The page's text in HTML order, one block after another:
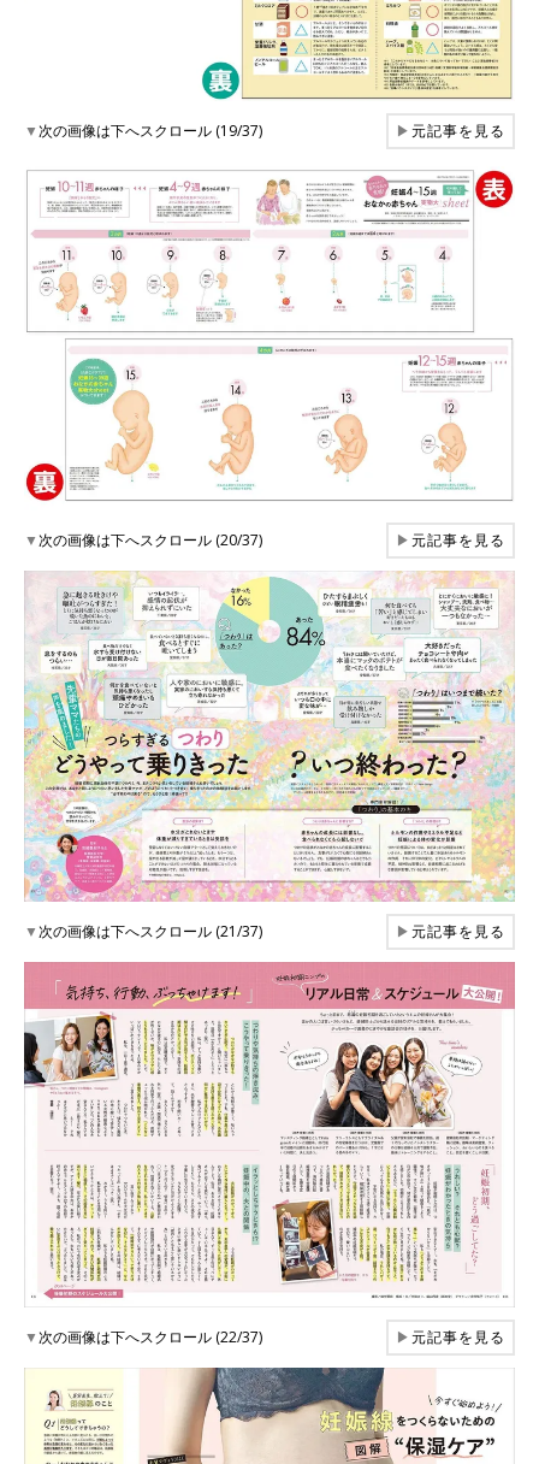
▼次の画像は下へスクロール (19/37) ▶元記事を見る
▼次の画像は下へスクロール (20/37) ▶元記事を見る
▼次の画像は下へスクロール (21/37) ▶元記事を見る
▼次の画像は下へスクロール (22/37) ▶元記事を見る